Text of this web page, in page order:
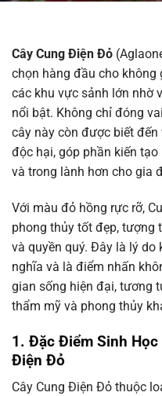
Cây Cung Điện Đỏ
chọn hàng đầu cho không
các khu vực sảnh lớn nhờ
nổi bật. Không chỉ đóng
cây này còn được biết
độc hại, góp phần kiến
và trong lành hơn cho gia
Với màu đỏ hồng rực rỡ,
phong thủy tốt đẹp, tượng
và quyền quý. Đây là lý do
nghĩa và là điểm nhấn
gian sống hiện đại, tương
thẩm mỹ và phong thủy
1. Đặc Điểm Sinh Học
Điện Đỏ
Cây Cung Điện Đỏ thuộc